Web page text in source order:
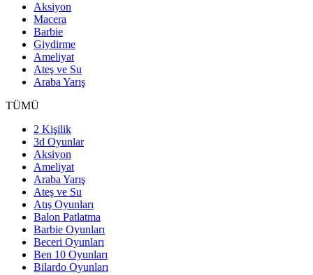
Aksiyon
Macera
Barbie
Giydirme
Ameliyat
Ateş ve Su
Araba Yarış
TÜMÜ
2 Kişilik
3d Oyunlar
Aksiyon
Ameliyat
Araba Yarış
Ateş ve Su
Atış Oyunları
Balon Patlatma
Barbie Oyunları
Beceri Oyunları
Ben 10 Oyunları
Bilardo Oyunları